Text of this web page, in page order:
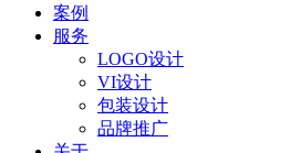
案例
服务
LOGO设计
VI设计
包装设计
品牌推广